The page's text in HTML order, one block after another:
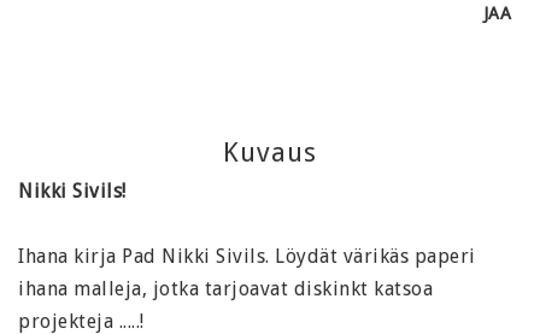
JAA
Kuvaus
Nikki Sivils!
Ihana kirja Pad Nikki Sivils. Löydät värikäs paperi
ihana malleja, jotka tarjoavat diskinkt katsoa
projekteja .....!